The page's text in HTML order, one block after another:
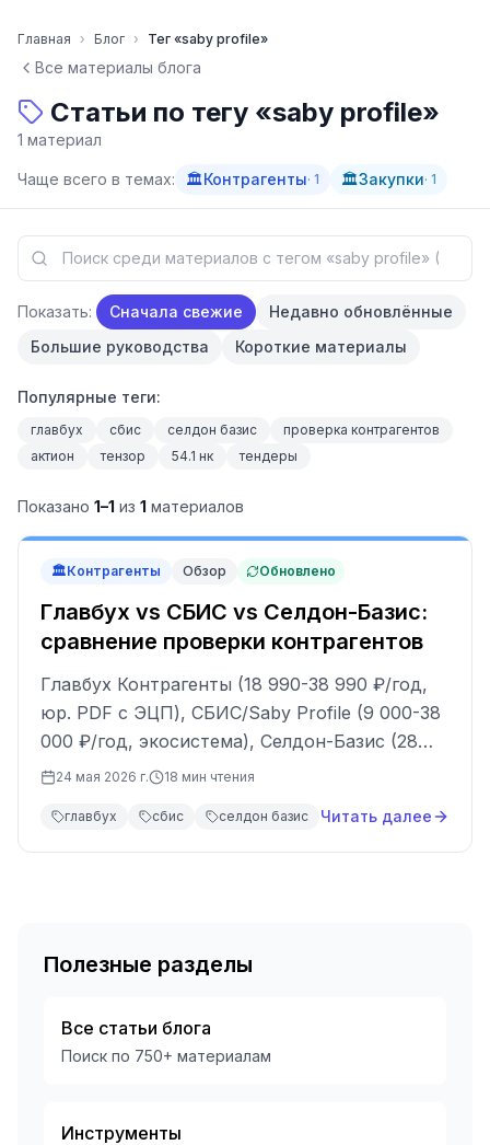
Главная › Блог › Тег «saby profile»
Все материалы блога
Статьи по тегу «saby profile»
1 материал
Чаще всего в темах: 🏛Контрагенты· 1 🏛️Закупки· 1
Показать: Сначала свежие
Недавно обновлённые
Большие руководства
Короткие материалы
Популярные теги:
главбух сбис селдон базис
проверка контрагентов
актион
тензор 54.1 нк тендеры
Показано 1–1 из 1 материалов
🏛Контрагенты Обзор Обновлено
Главбух vs СБИС vs Селдон-Базис:
сравнение проверки контрагентов
Главбух Контрагенты (18 990-38 990 ₽/год,
юр. PDF с ЭЦП), СБИС/Saby Profile (9 000-38
000 ₽/год, экосистема), Селдон-Базис (28
млн компаний из РФ+СНГ+10 стран).
24 мая 2026 г. 18 мин чтения
главбух сбис селдон базис Читать далее
Полезные разделы
Все статьи блога
Поиск по 750+ материалам
Инструменты